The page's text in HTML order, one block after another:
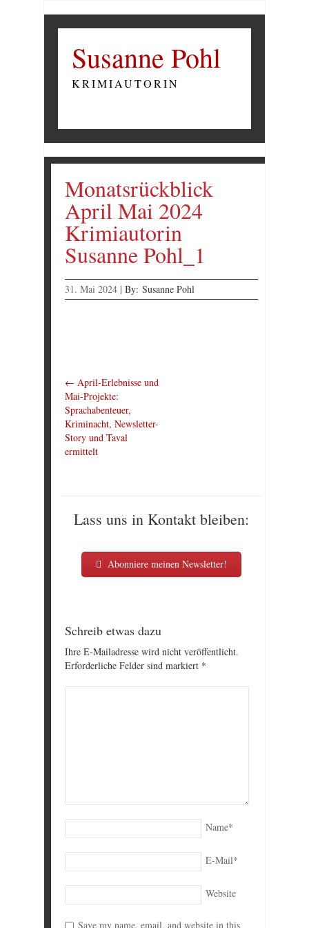
Susanne Pohl
KRIMIAUTORIN
Monatsrückblick
April Mai 2024
Krimiautorin
Susanne Pohl_1
31. Mai 2024 | By: Susanne Pohl
← April-Erlebnisse und
Mai-Projekte:
Sprachabenteuer,
Kriminacht, Newsletter-
Story und Taval
ermittelt
Lass uns in Kontakt bleiben:
Abonniere meinen Newsletter!
Schreib etwas dazu
Ihre E-Mailadresse wird nicht veröffentlicht.
Erforderliche Felder sind markiert *
Name*
E-Mail*
Website
Save my name, email, and website in this